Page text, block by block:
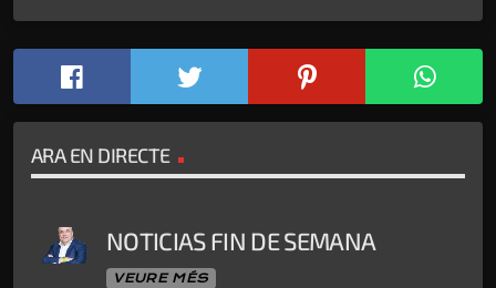
ARA EN DIRECTE
NOTICIAS FIN DE SEMANA
VEURE MÉS